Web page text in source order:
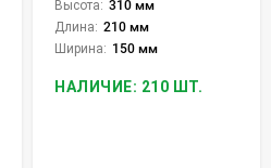
Высота: 310 мм
Длина: 210 мм
Ширина: 150 мм
НАЛИЧИЕ: 210 ШТ.